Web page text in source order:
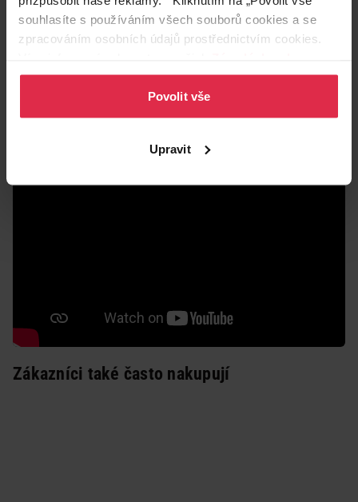
souhlasíte s používáním všech souborů cookies a se
zpracováním osobních údajů prostřednictvím cookies.
osobních údajů.
Povolit vše
Upravit
charakteru
• Zajišťuje konzistentní kvalitu provedení designu a
detailů
Zákazníci také často nakupují